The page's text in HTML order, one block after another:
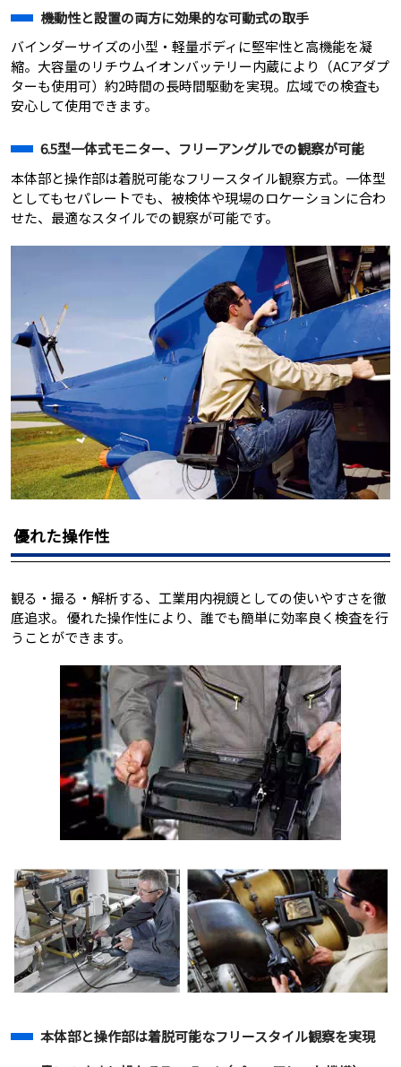
機動性と設置の両方に効果的な可動式の取手
バインダーサイズの小型・軽量ボディに堅牢性と高機能を凝
縮。大容量のリチウムイオンバッテリー内蔵により（ACアダプ
ターも使用可）約2時間の長時間駆動を実現。広域での検査も
安心して使用できます。
6.5型一体式モニター、フリーアングルでの観察が可能
本体部と操作部は着脱可能なフリースタイル観察方式。一体型
としてもセパレートでも、被検体や現場のロケーションに合わ
せた、最適なスタイルでの観察が可能です。
優れた操作性
観る・撮る・解析する、工業用内視鏡としての使いやすさを徹
底追求。 優れた操作性により、誰でも簡単に効率良く検査を行
うことができます。
本体部と操作部は着脱可能なフリースタイル観察を実現